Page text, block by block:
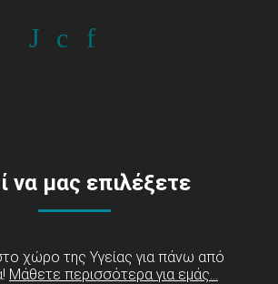
να μας επιλέξετε
χώρο της Υγείας για πάνω από
Μάθετε περισσότερα για εμάς...